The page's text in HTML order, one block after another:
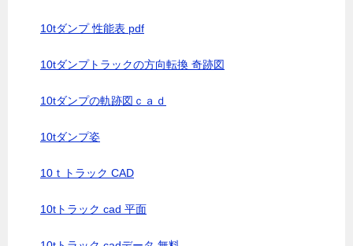
10tダンプ 性能表 pdf
10tダンプトラックの方向転換 奇跡図
10tダンプの軌跡図ｃａｄ
10tダンプ姿
10ｔトラック CAD
10tトラック cad 平面